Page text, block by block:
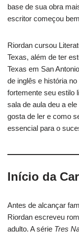
base de sua obra
escritor começou
Riordan cursou
Texas, além de ter
Texas em San
de inglês e história
fortemente seu estilo
sala de aula deu a
gosta de ler e como
essencial para o
Início da
Antes de alcançar
Riordan escreveu
adulto. A série Tres